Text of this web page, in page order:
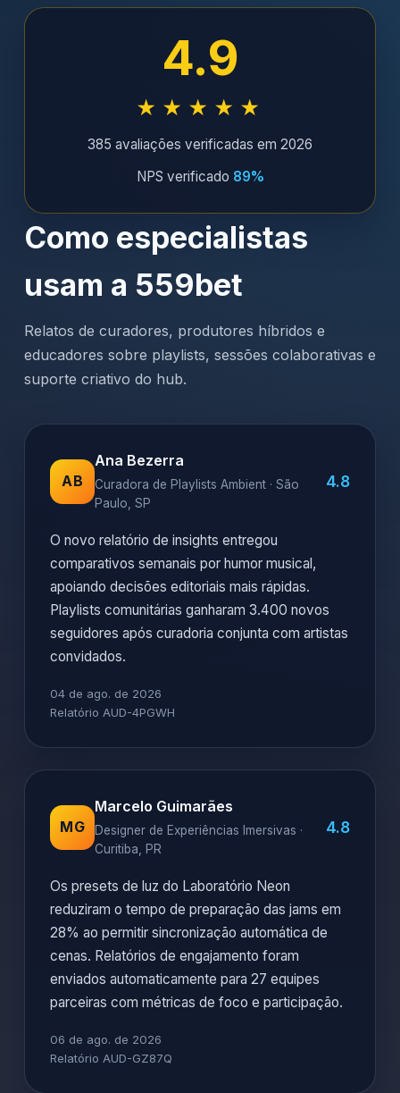
4.9
★★★★★
385 avaliações verificadas em 2026
NPS verificado 89%
Como especialistas
usam a 559bet
Relatos de curadores, produtores híbridos e
educadores sobre playlists, sessões colaborativas e
suporte criativo do hub.
AB
Ana Bezerra
Curadora de Playlists Ambient · São
Paulo, SP
4.8
O novo relatório de insights entregou
comparativos semanais por humor musical,
apoiando decisões editoriais mais rápidas.
Playlists comunitárias ganharam 3.400 novos
seguidores após curadoria conjunta com artistas
convidados.
04 de ago. de 2026
Relatório AUD-4PGWH
MG
Marcelo Guimarães
Designer de Experiências Imersivas ·
Curitiba, PR
4.8
Os presets de luz do Laboratório Neon
reduziram o tempo de preparação das jams em
28% ao permitir sincronização automática de
cenas. Relatórios de engajamento foram
enviados automaticamente para 27 equipes
parceiras com métricas de foco e participação.
06 de ago. de 2026
Relatório AUD-GZ87Q